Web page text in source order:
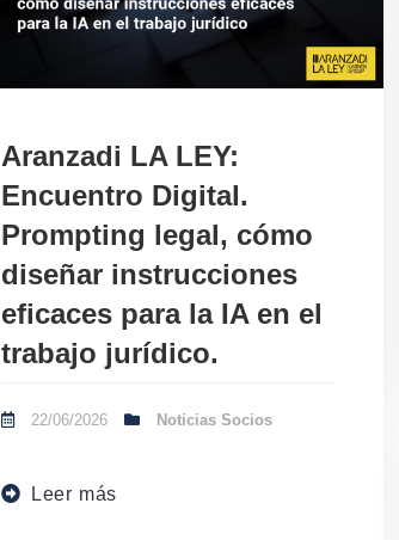
Aranzadi LA LEY:
Encuentro Digital.
Prompting legal, cómo
diseñar instrucciones
eficaces para la IA en el
trabajo jurídico.
22/06/2026 Noticias Socios
Leer más